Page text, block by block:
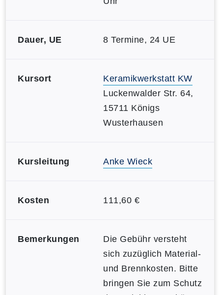
Dauer, UE 8 Termine, 24 UE
Kursort
Keramikwerkstatt KW
Luckenwalder Str. 64,
15711 Königs
Wusterhausen
Kursleitung Anke Wieck
Kosten 111,60 €
Bemerkungen
Die Gebühr versteht
sich zuzüglich Material-
und Brennkosten. Bitte
bringen Sie zum Schutz